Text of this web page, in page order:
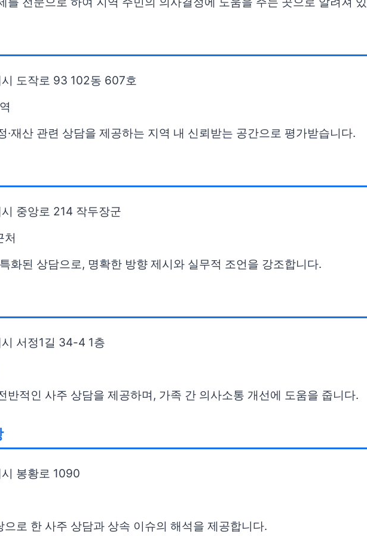
도작로 93 102동 607호
·재산 관련 상담을 제공하는 지역 내 신뢰받는 공간으로 평가받습니다.
중앙로 214 작두장군
처
화된 상담으로, 명확한 방향 제시와 실무적 조언을 강조합니다.
서정1길 34-4 1층
반적인 사주 상담을 제공하며, 가족 간 의사소통 개선에 도움을 줍니다.
봉황로 1090
로 한 사주 상담과 상속 이슈의 해석을 제공합니다.